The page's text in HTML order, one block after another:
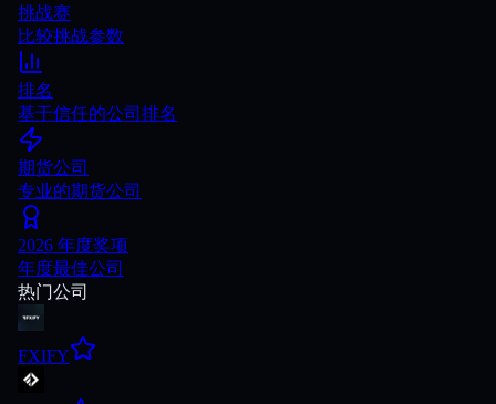
挑战赛
比较挑战参数
排名
基于信任的公司排名
期货公司
专业的期货公司
2026 年度奖项
年度最佳公司
热门公司
FXIFY